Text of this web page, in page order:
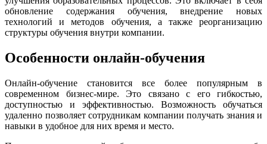
обновление содержания обучения, внедрение новых
технологий и методов обучения, а также реорганизацию
структуры обучения внутри компании.
Особенности онлайн-обучения
Онлайн-обучение становится все более популярным в
современном бизнес-мире. Это связано с его гибкостью,
доступностью и эффективностью. Возможность обучаться
удаленно позволяет сотрудникам компании получать знания и
навыки в удобное для них время и место.